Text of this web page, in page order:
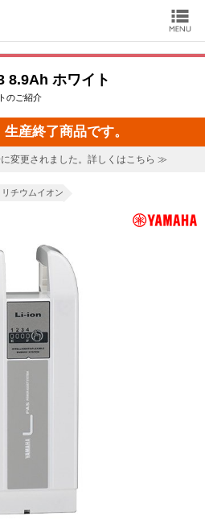
8.9Ah ホワイト
のご紹介
産終了商品です。
変更されました。詳しくはこちら ≫
チウムイオン